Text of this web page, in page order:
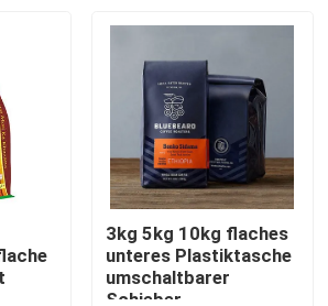
3kg 5kg 10kg flaches
unteres Plastiktasche
umschaltbarer
Schieber-